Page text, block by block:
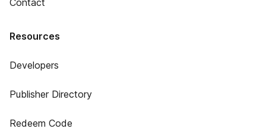
Contact
Resources
Developers
Publisher Directory
Redeem Code